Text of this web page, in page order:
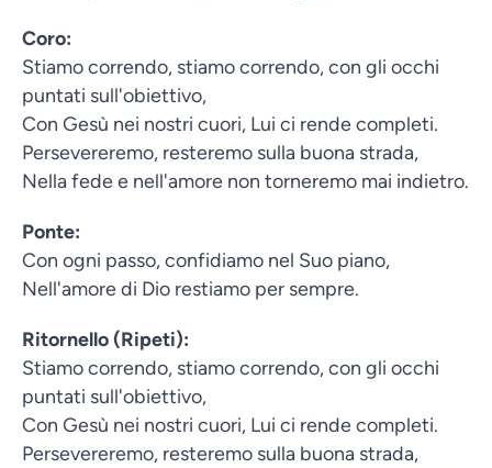
Coro:
Stiamo correndo, stiamo correndo, con gli occhi
puntati sull'obiettivo,
Con Gesù nei nostri cuori, Lui ci rende completi.
Persevereremo, resteremo sulla buona strada,
Nella fede e nell'amore non torneremo mai indietro.
Ponte:
Con ogni passo, confidiamo nel Suo piano,
Nell'amore di Dio restiamo per sempre.
Ritornello (Ripeti):
Stiamo correndo, stiamo correndo, con gli occhi
puntati sull'obiettivo,
Con Gesù nei nostri cuori, Lui ci rende completi.
Persevereremo, resteremo sulla buona strada,